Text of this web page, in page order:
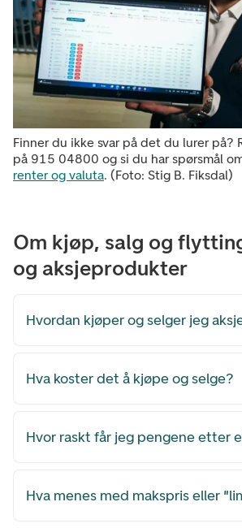
Finner du ikke svar på det du lurer på?
på 915 04800 og si du har spørsmål
renter og valuta. (Foto: Stig B. Fiksdal)
Om kjøp, salg og
og aksjeprodukter
Hvordan kjøper og selger jeg
Hva koster det å kjøpe og selge?
Hvor raskt får jeg pengene etter
Hva menes med makspris eller